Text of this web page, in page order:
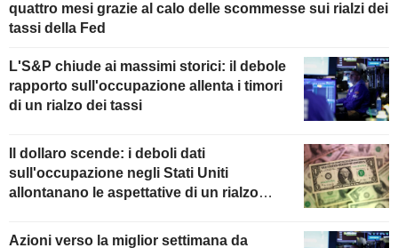
quattro mesi grazie al calo delle scommesse sui rialzi dei
tassi della Fed
L'S&P chiude ai massimi storici: il debole
rapporto sull'occupazione allenta i timori
di un rialzo dei tassi
Il dollaro scende: i deboli dati
sull'occupazione negli Stati Uniti
allontanano le aspettative di un rialzo
Azioni verso la miglior settimana da